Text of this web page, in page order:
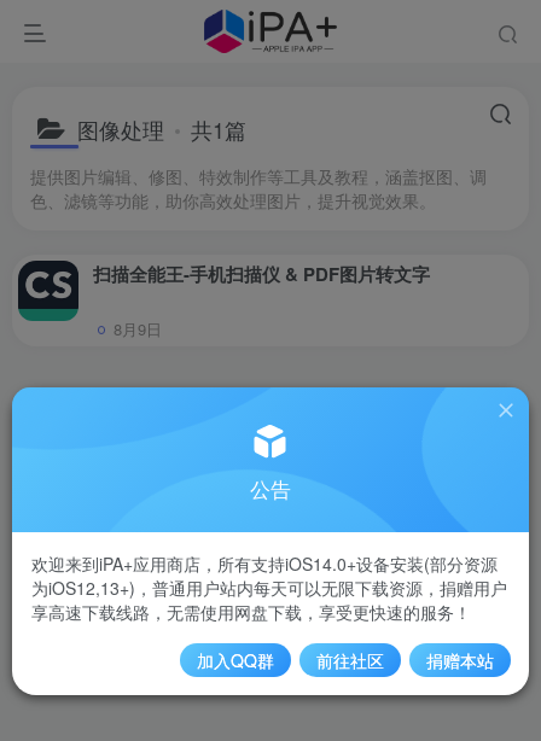
图像处理 共1篇
提供图片编辑、修图、特效制作等工具及教程，涵盖抠图、调
色、滤镜等功能，助你高效处理图片，提升视觉效果。
扫描全能王-手机扫描仪 & PDF图片转文字
8月9日
公告
欢迎来到iPA+应用商店，所有支持iOS14.0+设备安装(部分资源
为iOS12,13+)，普通用户站内每天可以无限下载资源，捐赠用户
享高速下载线路，无需使用网盘下载，享受更快速的服务！
加入QQ群 前往社区 捐赠本站